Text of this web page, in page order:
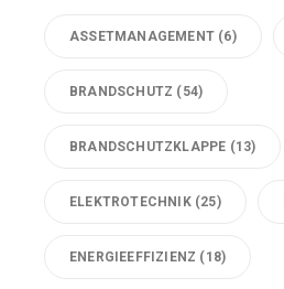
ASSETMANAGEMENT (6)
BRANDSCHUTZ (54)
BRANDSCHUTZKLAPPE (13)
ELEKTROTECHNIK(25)
ENERGIEEFFIZIENZ (18)